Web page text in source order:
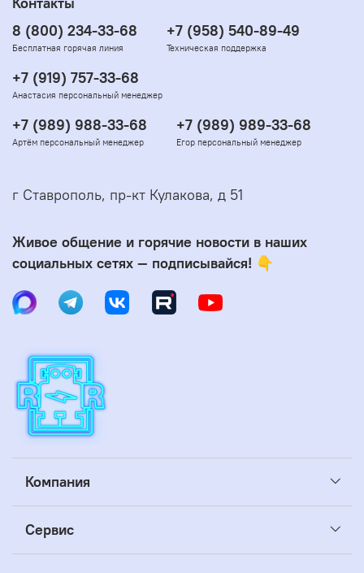
Компания
Сервис
8 (800) 234-33-68
Бесплатная горячая линия
+7 (958) 540-89-49
Техническая поддержка
+7 (919) 757-33-68
Анастасия персональный менеджер
+7 (989) 988-33-68
Артём персональный менеджер
+7 (989) 989-33-68
Егор персональный менеджер
г Ставрополь, пр-кт Кулакова, д 51
Живое общение и горячие новости в наших
социальных сетях — подписывайся! 👇